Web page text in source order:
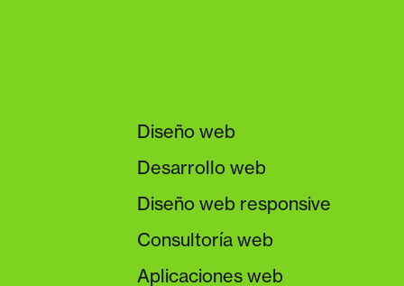
Diseño web
Desarrollo web
Diseño web responsive
Consultoría web
Aplicaciones web